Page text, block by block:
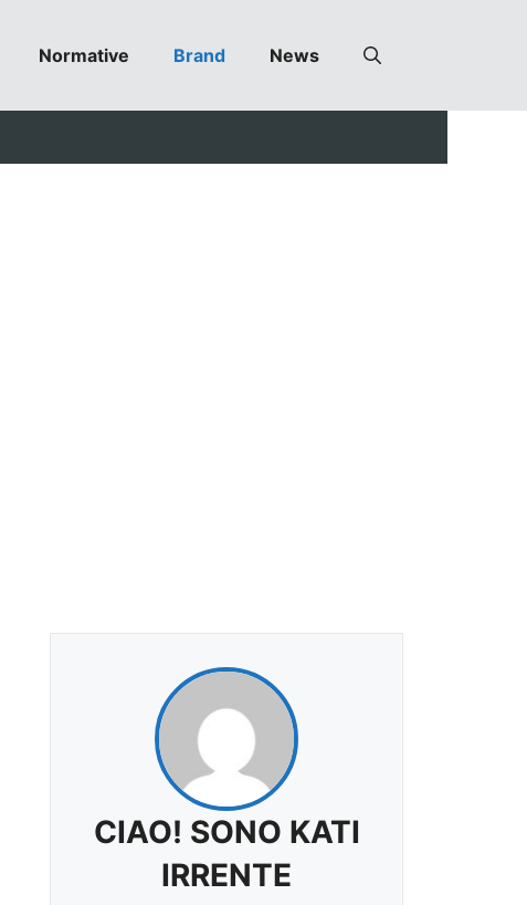
Normative Brand News
CIAO! SONO KATI
IRRENTE